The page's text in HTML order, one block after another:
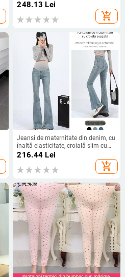
înalt, cu mâneci Feifei + pantaloni
largi, stil stradal coreean, primăvara
2025
248.13 Lei
add_shopping_cart
Jeansi de maternitate din denim, cu
înaltă elasticitate, croială slim cu
micro-flare, susținere pentru burtă
(Denim 95%+, toate sezoanele)
216.44 Lei
add_shopping_cart